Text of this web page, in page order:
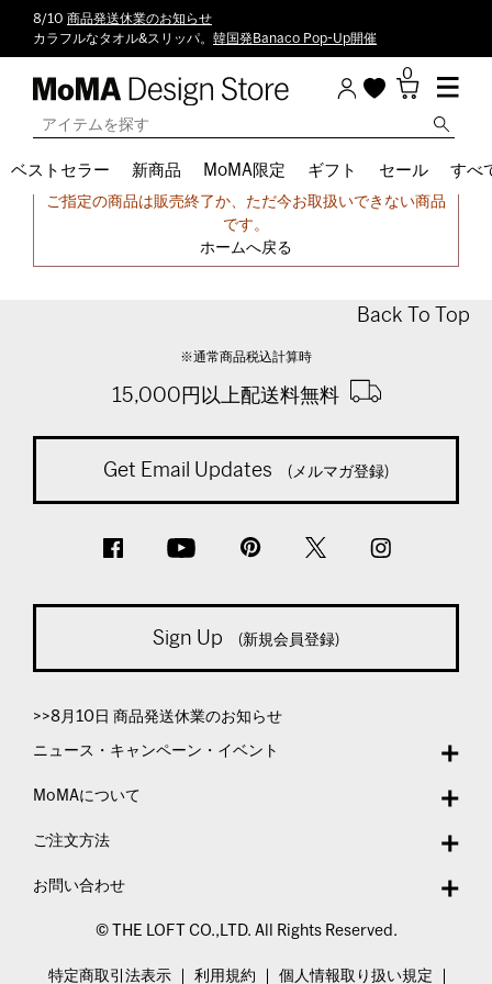
8/10 商品発送休業のお知らせ
カラフルなタオル&スリッパ。 韓国発Banaco Pop-Up開催
0
ベストセラー 新商品 MoMA限定 ギフト セール すべ
申し訳ございません。
ご指定の商品は販売終了か、ただ今お取扱いできない商品
です。
ホームへ戻る
Back To Top
※通常商品税込計算時
15,000円以上配送料無料
Get Email Updates (メルマガ登録)
Sign Up (新規会員登録)
>>8月10日 商品発送休業のお知らせ
ニュース・キャンペーン・イベント
MoMAについて
ご注文方法
お問い合わせ
© THE LOFT CO.,LTD. All Rights Reserved.
特定商取引法表示 利用規約 個人情報取り扱い規定